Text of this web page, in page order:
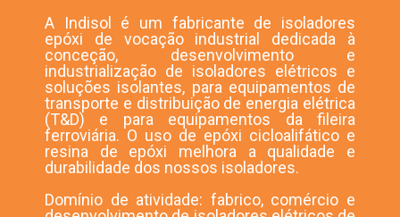
A Indisol é um fabricante de isoladores
epóxi de vocação industrial dedicada à
conceção, desenvolvimento e
industrialização de isoladores elétricos e
soluções isolantes, para equipamentos de
transporte e distribuição de energia elétrica
(T&D) e para equipamentos da fileira
ferroviária. O uso de epóxi cicloalifático e
resina de epóxi melhora a qualidade e
durabilidade dos nossos isoladores.
Domínio de atividade: fabrico, comércio e